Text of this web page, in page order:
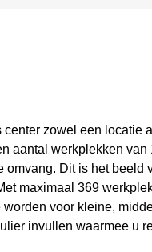
zowel een locatie
aantal werkplekken van
Dit is het beeld
maximaal 369
voor kleine,
invullen waarmee u